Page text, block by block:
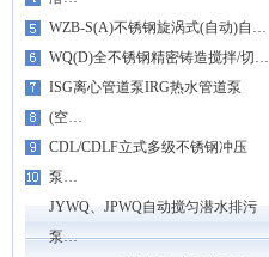
WZB-S(A)不锈钢旋涡式(自动)自…
WQ(D)全不锈钢精密铸造搅拌/切…
ISG离心管道泵IRG热水管道泵
(空…
CDL/CDLF立式多级不锈钢冲压
泵…
JYWQ、JPWQ自动搅匀潜水排污
泵…